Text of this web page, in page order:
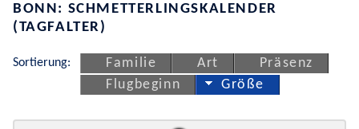
BONN: SCHMETTERLINGSKALENDER
(TAGFALTER)
Sortierung: Familie Art
Präsenz
Flugbeginn
Größe